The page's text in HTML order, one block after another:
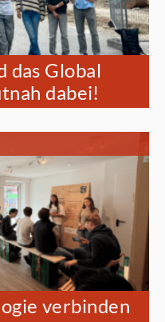
das Global
dabei!
verbinden